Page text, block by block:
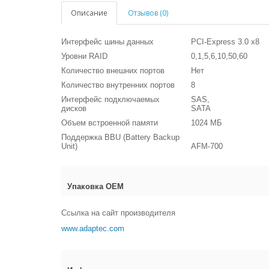
Описание Отзывов (0)
Интерфейс шины данных
PCI-Express 3.0 x8
Уровни RAID
0,1,5,6,10,50,60
Количество внешних портов
Нет
Количество внутренних портов
8
Интерфейс подключаемых
дисков
SAS,
SATA
Объем встроенной памяти
1024 МБ
Поддержка BBU (Battery Backup
Unit)
AFM-700
Упаковка OEM
Ссылка на сайт производителя
www.adaptec.com